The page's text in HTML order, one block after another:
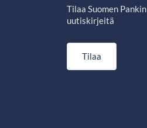
Tilaa Suomen Pankin
uutiskirjeitä
Tilaa